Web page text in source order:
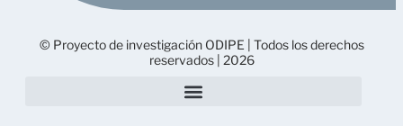
© Proyecto de investigación ODIPE | Todos los derechos
reservados | 2026